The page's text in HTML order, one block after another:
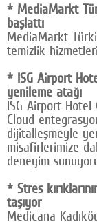
* MediaMarkt
başlattı
MediaMarkt
temizlik
* ISG Airport
yenileme atağı
ISG Airport
Cloud
dijitalleşmeyle
misafirlerimize
deneyim
* Stres
taşıyor
Medicana